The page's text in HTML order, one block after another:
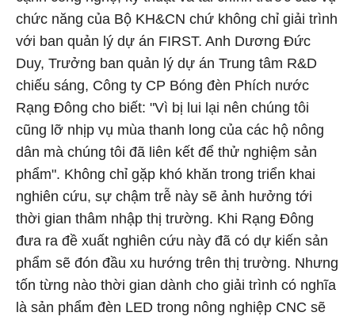
chức năng của Bộ KH&CN chứ không chỉ giải trình
với ban quản lý dự án FIRST. Anh Dương Đức
Duy, Trưởng ban quản lý dự án Trung tâm R&D
chiếu sáng, Công ty CP Bóng đèn Phích nước
Rạng Đông cho biết: "Vì bị lui lại nên chúng tôi
cũng lỡ nhịp vụ mùa thanh long của các hộ nông
dân mà chúng tôi đã liên kết để thử nghiệm sản
phẩm". Không chỉ gặp khó khăn trong triển khai
nghiên cứu, sự chậm trễ này sẽ ảnh hưởng tới
thời gian thâm nhập thị trường. Khi Rạng Đông
đưa ra đề xuất nghiên cứu này đã có dự kiến sản
phẩm sẽ đón đầu xu hướng trên thị trường. Nhưng
tốn từng nào thời gian dành cho giải trình có nghĩa
là sản phẩm đèn LED trong nông nghiệp CNC sẽ